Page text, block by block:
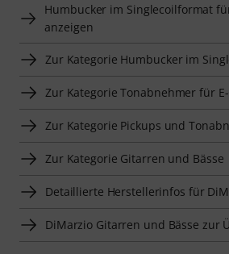
Humbucker im Singlecoilformat
anzeigen
Zur Kategorie Humbucker im
Zur Kategorie Tonabnehmer für
Zur Kategorie Pickups und
Zur Kategorie Gitarren und Bässe
Detaillierte Herstellerinfos für
DiMarzio Gitarren und Bässe zur